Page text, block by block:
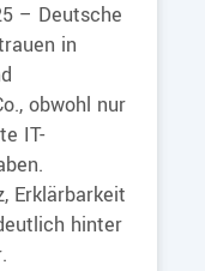
– Deutsche
in
obwohl nur
IT-
Erklärbarkeit
hinter